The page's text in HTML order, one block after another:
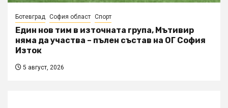
Ботевград София област Спорт
Един нов тим в източната група, Мътивир
няма да участва – пълен състав на ОГ София
Изток
5 август, 2026